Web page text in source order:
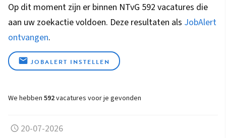
Op dit moment zijn er binnen NTvG 592 vacatures die
aan uw zoekactie voldoen. Deze resultaten als JobAlert
ontvangen.
JOBALERT INSTELLEN
We hebben 592vacatures voor je gevonden
20-07-2026